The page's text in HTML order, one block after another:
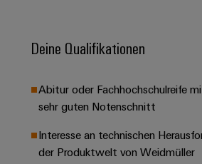
vernetzten
die
Prozessindustrie
Photovoltaik
Mehr
Security
Industrial
Service
Platform
Ethernet
Panels
Engineering-
und
Visualisierungstools
Digitale
Bestellmöglichkeiten
eShop
OCI-
Schnittstelle
Solution
Systemintegratoren
Messen
Deine Qualifikationen
Abitur oder Fachhochschulreife
sehr guten Notenschnitt
Interesse an technischen
der Produktwelt von Weidmüller